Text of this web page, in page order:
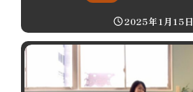
投稿日
2025年1月15日